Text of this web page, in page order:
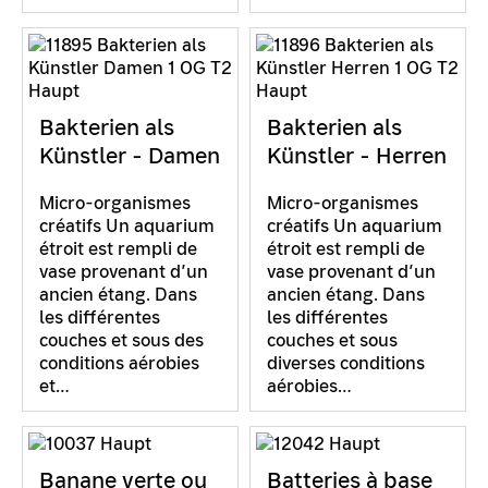
Bakterien als
Künstler - Damen
Micro-organismes
créatifs Un aquarium
étroit est rempli de
vase provenant d’un
ancien étang. Dans
les différentes
couches et sous des
conditions aérobies
et…
Bakterien als
Künstler - Herren
Micro-organismes
créatifs Un aquarium
étroit est rempli de
vase provenant d’un
ancien étang. Dans
les différentes
couches et sous
diverses conditions
aérobies…
Banane verte ou Batteries à base